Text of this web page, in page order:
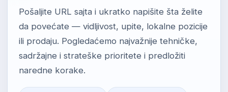
Pošaljite URL sajta i ukratko napišite šta želite
da povećate — vidljivost, upite, lokalne pozicije
ili prodaju. Pogledaćemo najvažnije tehničke,
sadržajne i strateške prioritete i predložiti
naredne korake.